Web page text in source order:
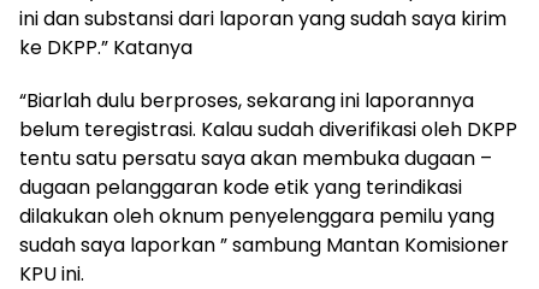
ini dan substansi dari laporan yang sudah saya kirim
ke DKPP.” Katanya
“Biarlah dulu berproses, sekarang ini laporannya
belum teregistrasi. Kalau sudah diverifikasi oleh DKPP
tentu satu persatu saya akan membuka dugaan –
dugaan pelanggaran kode etik yang terindikasi
dilakukan oleh oknum penyelenggara pemilu yang
sudah saya laporkan ” sambung Mantan Komisioner
KPU ini.